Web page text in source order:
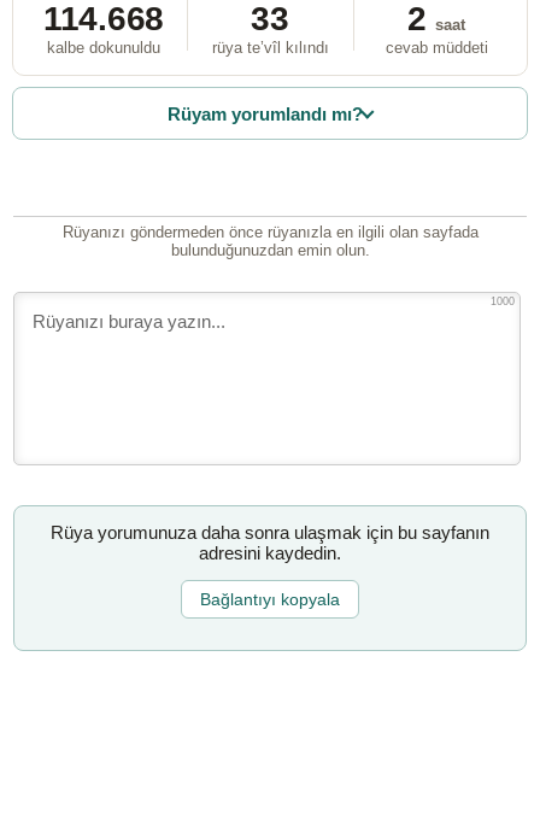
114.668
kalbe dokunuldu
33
rüya te’vîl kılındı
2 saat
cevab müddeti
Rüyam yorumlandı mı?
Rüyanızı göndermeden önce rüyanızla en ilgili olan sayfada
bulunduğunuzdan emin olun.
1000
Rüya yorumunuza daha sonra ulaşmak için bu sayfanın
adresini kaydedin.
Bağlantıyı kopyala